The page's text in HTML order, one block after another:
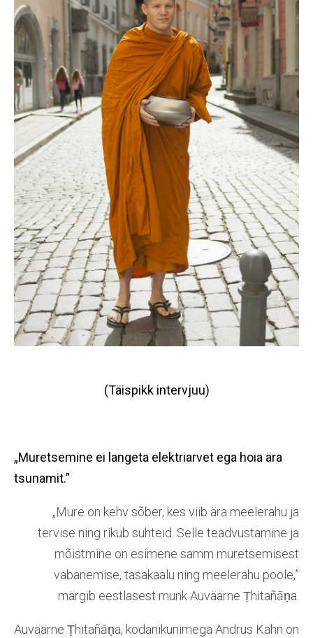
(Täispikk intervjuu)
„Muretsemine ei langeta elektriarvet ega hoia ära
tsunamit.”
„Mure on kehv sõber, kes viib ära meelerahu ja
tervise ning rikub suhteid. Selle teadvustamine ja
mõistmine on esimene samm muretsemisest
vabanemise, tasakaalu ning meelerahu poole,”
märgib eestlasest munk Auväärne Ṭhitañāṇa.
Auväärne Ṭhitañāṇa, kodanikunimega Andrus Kahn on